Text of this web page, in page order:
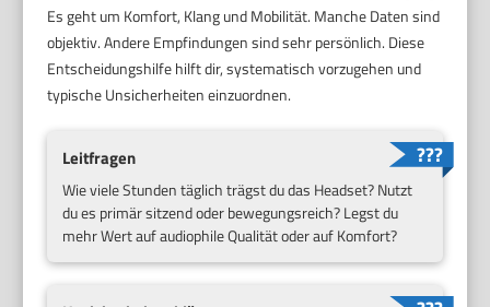
Es geht um Komfort, Klang und Mobilität. Manche Daten sind
objektiv. Andere Empfindungen sind sehr persönlich. Diese
Entscheidungshilfe hilft dir, systematisch vorzugehen und
typische Unsicherheiten einzuordnen.
Leitfragen
Wie viele Stunden täglich trägst du das Headset? Nutzt
du es primär sitzend oder bewegungsreich? Legst du
mehr Wert auf audiophile Qualität oder auf Komfort?